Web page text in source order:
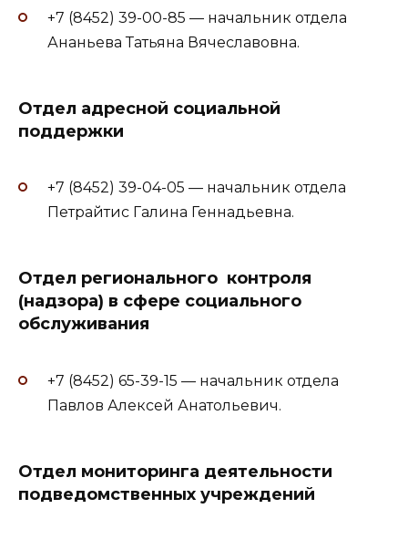
+7 (8452) 39-00-85 — начальник отдела
Ананьева Татьяна Вячеславовна.
Отдел адресной социальной
поддержки
+7 (8452) 39-04-05 — начальник отдела
Петрайтис Галина Геннадьевна.
Отдел регионального контроля
(надзора) в сфере социального
обслуживания
+7 (8452) 65-39-15 — начальник отдела
Павлов Алексей Анатольевич.
Отдел мониторинга деятельности
подведомственных учреждений